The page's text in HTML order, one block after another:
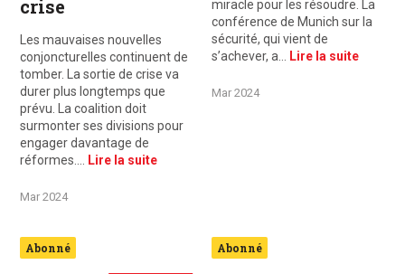
crise
Les mauvaises nouvelles
conjoncturelles continuent de
tomber. La sortie de crise va
durer plus longtemps que
prévu. La coalition doit
surmonter ses divisions pour
engager davantage de
réformes.…
Lire la suite
Mar 2024
miracle pour les résoudre. La
conférence de Munich sur la
sécurité, qui vient de
s’achever, a…
Lire la suite
Mar 2024
Abonné Abonné